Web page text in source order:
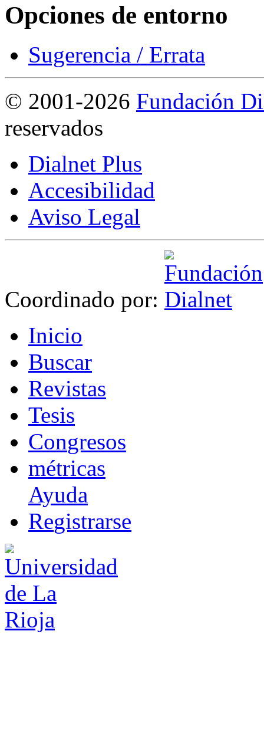
Opciones de entorno
Sugerencia / Errata
© 2001-2026 Fundación
reservados
Dialnet Plus
Accesibilidad
Aviso Legal
Coordinado por:
Inicio
Buscar
Revistas
Tesis
Congresos
métricas
Ayuda
Registrarse